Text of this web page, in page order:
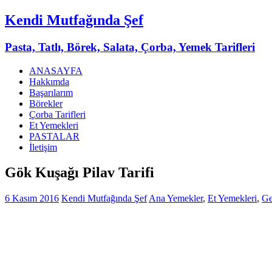
Kendi Mutfağında Şef
Pasta, Tatlı, Börek, Salata, Çorba, Yemek Tarifleri
ANASAYFA
Hakkımda
Başarılarım
Börekler
Çorba Tarifleri
Et Yemekleri
PASTALAR
İletişim
Gök Kuşağı Pilav Tarifi
6 Kasım 2016 Kendi Mutfağında Şef Ana Yemekler, Et Yemekleri,